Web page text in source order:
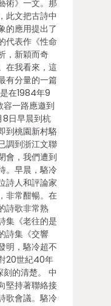
術》一文。那
此文把古詩中
的應用提出了
代表作《性命
，新穎而奇
在我看來，這
有分量的一篇
在1984年9
容一路應邀到
8日早晨到杭
到桃園新村駱
調到浙江文聯
會，我們遭到
。早晨，駱冷
詩人和評論家
非常酣暢。在
詩歌非常熟
集《老往的是
詩集《交響
明，駱冷超不
20世紀40年
刻的清楚。 中
堅持著聯絡接
歌會議。駱冷